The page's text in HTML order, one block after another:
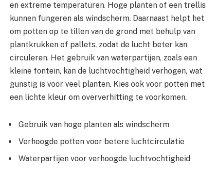
en extreme temperaturen. Hoge planten of een trellis
kunnen fungeren als windscherm. Daarnaast helpt het
om potten op te tillen van de grond met behulp van
plantkrukken of pallets, zodat de lucht beter kan
circuleren. Het gebruik van waterpartijen, zoals een
kleine fontein, kan de luchtvochtigheid verhogen, wat
gunstig is voor veel planten. Kies ook voor potten met
een lichte kleur om oververhitting te voorkomen.
Gebruik van hoge planten als windscherm
Verhoogde potten voor betere luchtcirculatie
Waterpartijen voor verhoogde luchtvochtigheid